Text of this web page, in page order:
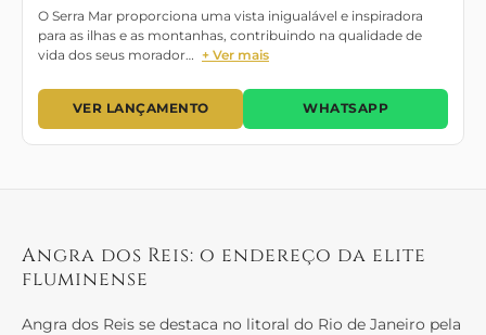
O Serra Mar proporciona uma vista inigualável e inspiradora
para as ilhas e as montanhas, contribuindo na qualidade de
vida dos seus morador… + Ver mais
VER LANÇAMENTO WHATSAPP
Angra dos Reis: o endereço da elite
fluminense
Angra dos Reis se destaca no litoral do Rio de Janeiro pela